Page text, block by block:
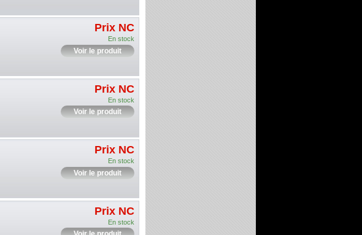
Prix NC
En stock
Voir le produit
Prix NC
En stock
Voir le produit
Prix NC
En stock
Voir le produit
Prix NC
En stock